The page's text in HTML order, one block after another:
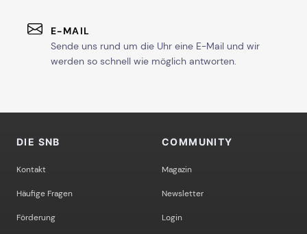
E-MAIL
Sende uns rund um die Uhr eine E-Mail und wir
werden so schnell wie möglich antworten.
DIE SNB
Kontakt
Häufige Fragen
Förderung
COMMUNITY
Magazin
Newsletter
Login